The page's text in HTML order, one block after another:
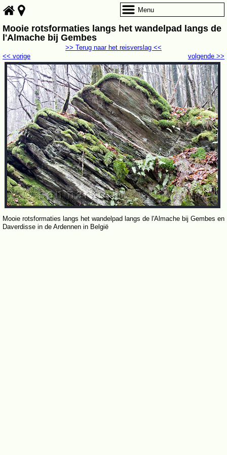
Mooie rotsformaties langs het wandelpad langs de
l'Almache bij Gembes
volgende >>
<< vorige
>> Terug naar het reisverslag <<
Mooie rotsformaties langs het wandelpad langs de l'Almache bij Gembes en
Daverdisse in de Ardennen in België
Menu